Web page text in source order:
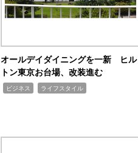
オールデイダイニングを一新 ヒル
トン東京お台場、改装進む
ビジネス ライフスタイル